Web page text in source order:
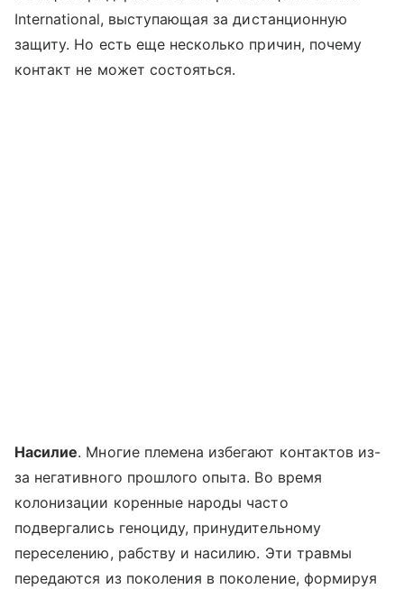
International, выступающая за дистанционную
защиту. Но есть еще несколько причин, почему
контакт не может состояться.
Насилие. Многие племена избегают контактов из-
за негативного прошлого опыта. Во время
колонизации коренные народы часто
подвергались геноциду, принудительному
переселению, рабству и насилию. Эти травмы
передаются из поколения в поколение, формируя